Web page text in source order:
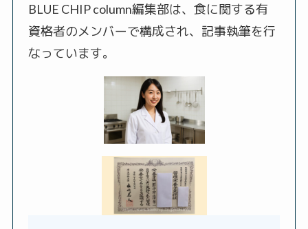
BLUE CHIP column編集部は、食に関する有
資格者のメンバーで構成され、記事執筆を行
なっています。